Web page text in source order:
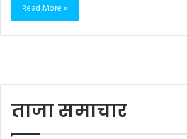
Read More »
ताजा समाचार